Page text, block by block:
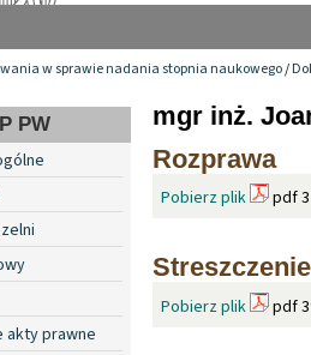
w sprawie nadania stopnia naukowego/
PW
akty prawne
mgr inż.
Rozprawa
Pobierz plik pdf
Streszczenie
Pobierz plik pdf